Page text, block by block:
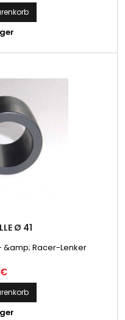
Ø 41
&amp; Racer-Lenker